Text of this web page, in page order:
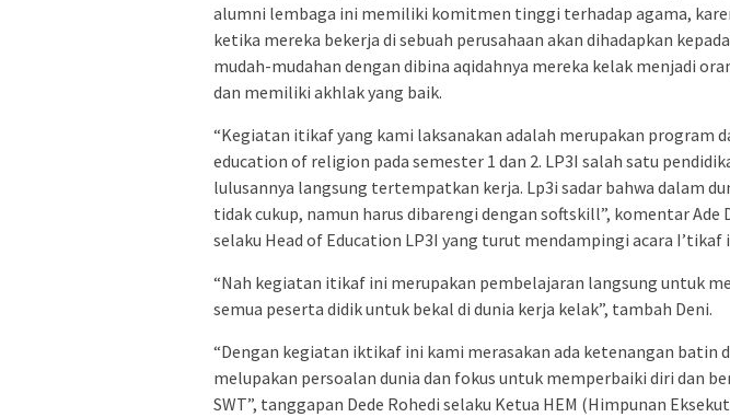
alumni lembaga ini memiliki komitmen tinggi terhadap agama,
ketika mereka bekerja di sebuah perusahaan akan dihadapkan
mudah-mudahan dengan dibina aqidahnya mereka kelak menjadi
dan memiliki akhlak yang baik.
“Kegiatan itikaf yang kami laksanakan adalah merupakan program
education of religion pada semester 1 dan 2. LP3I salah satu
lulusannya langsung tertempatkan kerja. Lp3i sadar bahwa dalam
tidak cukup, namun harus dibarengi dengan softskill”, komentar Ade
selaku Head of Education LP3I yang turut mendampingi acara I’tikaf
“Nah kegiatan itikaf ini merupakan pembelajaran langsung untuk
semua peserta didik untuk bekal di dunia kerja kelak”, tambah Deni.
“Dengan kegiatan iktikaf ini kami merasakan ada ketenangan batin
melupakan persoalan dunia dan fokus untuk memperbaiki diri dan
SWT”, tanggapan Dede Rohedi selaku Ketua HEM (Himpunan